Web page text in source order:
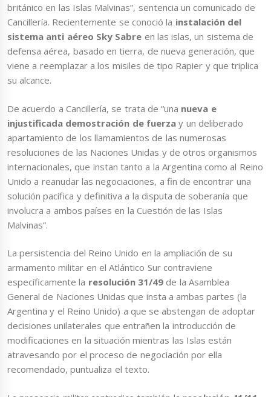
británico en las Islas Malvinas”, sentencia un comunicado de
Cancillería. Recientemente se conoció la instalación del
sistema anti aéreo Sky Sabre en las islas, un sistema de
defensa aérea, basado en tierra, de nueva generación, que
viene a reemplazar a los misiles de tipo Rapier y que triplica
su alcance.
De acuerdo a Cancillería, se trata de “una nueva e
injustificada demostración de fuerzay un deliberado
apartamiento de los llamamientos de las numerosas
resoluciones de las Naciones Unidas y de otros organismos
internacionales, que instan tanto a la Argentina como al Reino
Unido a reanudar las negociaciones, a fin de encontrar una
solución pacífica y definitiva a la disputa de soberanía que
involucra a ambos países en la Cuestión de las Islas
Malvinas”.
La persistencia del Reino Unido en la ampliación de su
armamento militar en el Atlántico Sur contraviene
específicamente la resolución 31/49de la Asamblea
General de Naciones Unidas que insta a ambas partes (la
Argentina y el Reino Unido) a que se abstengan de adoptar
decisiones unilaterales que entrañen la introducción de
modificaciones en la situación mientras las Islas están
atravesando por el proceso de negociación por ella
recomendado, puntualiza el texto.